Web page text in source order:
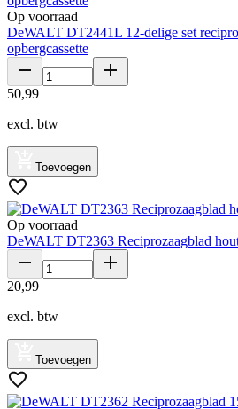
Op voorraad
DeWALT DT2441L 12-delige set
opbergcassette
50,99
excl. btw
Toevoegen
Op voorraad
DeWALT DT2363 Reciprozaagblad
20,99
excl. btw
Toevoegen